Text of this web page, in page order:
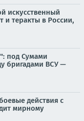
искусственный
и теракты в России,
под Сумами
бригадами ВСУ —
действия с
мирному